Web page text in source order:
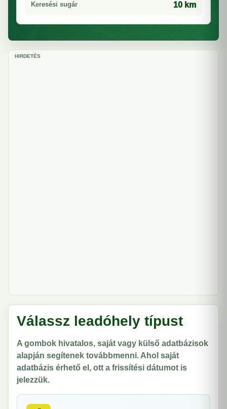
Keresési sugár 10 km
HIRDETÉS
Válassz leadóhely típust
A gombok hivatalos, saját vagy külső adatbázisok
alapján segítenek továbbmenni. Ahol saját
adatbázis érhető el, ott a frissítési dátumot is
jelezzük.